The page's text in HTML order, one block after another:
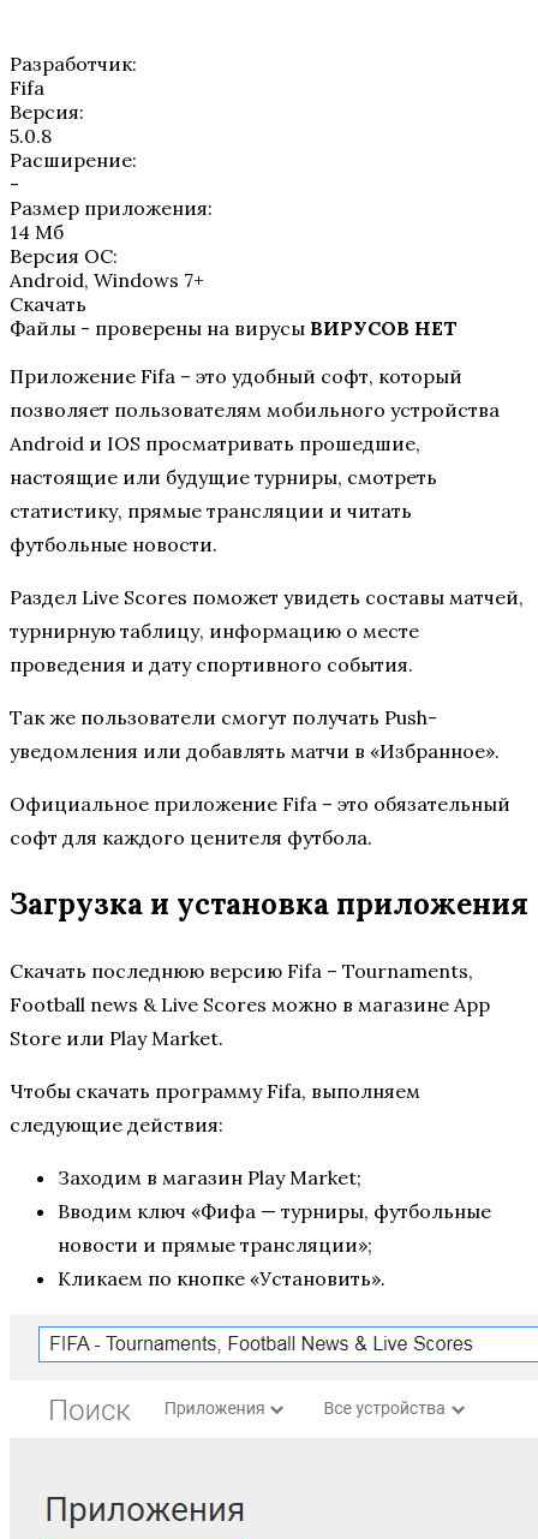
Разработчик:
Fifa
Версия:
5.0.8
Расширение:
-
Размер приложения:
14 Мб
Версия ОС:
Android, Windows 7+
Скачать
Файлы - проверены на вирусы ВИРУСОВ НЕТ
Приложение Fifa – это удобный софт, который
позволяет пользователям мобильного устройства
Android и IOS просматривать прошедшие,
настоящие или будущие турниры, смотреть
статистику, прямые трансляции и читать
футбольные новости.
Раздел Live Scores поможет увидеть составы матчей,
турнирную таблицу, информацию о месте
проведения и дату спортивного события.
Так же пользователи смогут получать Push-
уведомления или добавлять матчи в «Избранное».
Официальное приложение Fifa – это обязательный
софт для каждого ценителя футбола.
Загрузка и установка приложения
Скачать последнюю версию Fifa – Tournaments,
Football news & Live Scores можно в магазине App
Store или Play Market.
Чтобы скачать программу Fifa, выполняем
следующие действия:
Заходим в магазин Play Market;
Вводим ключ «Фифа — турниры, футбольные
новости и прямые трансляции»;
Кликаем по кнопке «Установить».